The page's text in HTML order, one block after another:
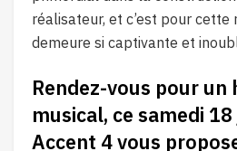
réalisateur, et c’est pour
demeure si captivante et
Rendez-vous pour un
musical, ce samedi
Accent 4 vous